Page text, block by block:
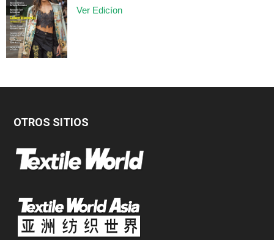
Ver Edicíon
OTROS SITIOS